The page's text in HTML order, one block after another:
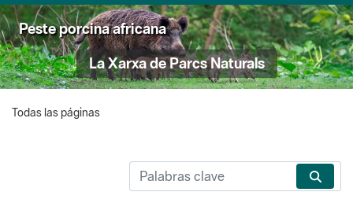
Peste porcina africana
La Xarxa de Parcs Naturals
Todas las páginas